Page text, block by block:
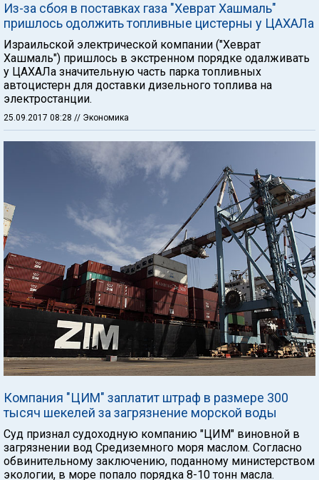
Из-за сбоя в поставках газа "Хеврат Хашмаль"
пришлось одолжить топливные цистерны у ЦАХАЛа
Израильской электрической компании ("Хеврат
Хашмаль") пришлось в экстренном порядке одалживать
у ЦАХАЛа значительную часть парка топливных
автоцистерн для доставки дизельного топлива на
электростанции.
25.09.2017 08:28 // Экономика
Компания "ЦИМ" заплатит штраф в размере 300
тысяч шекелей за загрязнение морской воды
Суд признал судоходную компанию "ЦИМ" виновной в
загрязнении вод Средиземного моря маслом. Согласно
обвинительному заключению, поданному министерством
экологии, в море попало порядка 8-10 тонн масла.